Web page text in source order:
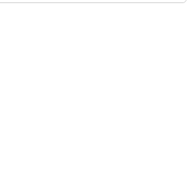
たい」を分かりやすく届けることをモ